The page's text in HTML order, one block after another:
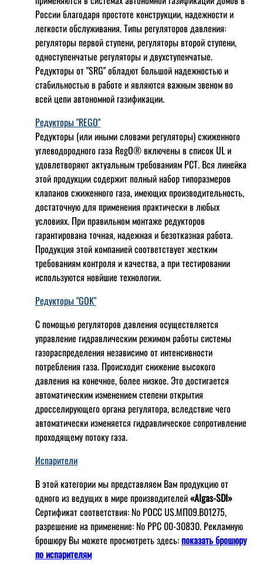
России благодаря простоте конструкции, надежности и
легкости обслуживания. Типы регуляторов давления:
регуляторы первой ступени, регуляторы второй ступени,
одноступенчатые регуляторы и двухступенчатые.
Редукторы от "SRG" обладют большой надежностью и
стабильностью в работе и являются важным звеном во
всей цепи автономной газификации.
Редукторы "REGO"
Редукторы (или иными словами регуляторы) сжиженного
углеводородного газа RegO® включены в список UL и
удовлетворяют актуальным требованиям РСТ. Вся линейка
этой продукции содержит полный набор типоразмеров
клапанов сжиженного газа, имеющих производительность,
достаточную для применения практически в любых
условиях. При правильном монтаже редукторов
гарантирована точная, надежная и безотказная работа.
Продукция этой компанией соответствует жестким
требованиям контроля и качества, а при тестировании
используются новйшие технологии.
Редукторы "GOK"
С помощью регуляторов давления осуществляется
управление гидравлическим режимом работы системы
газораспределения независимо от интенсивности
потребления газа. Происходит снижение высокого
давления на конечное, более низкое. Это достигается
автоматическим изменением степени открытия
дросселирующего органа регулятора, вследствие чего
автоматически изменяется гидравлическое сопротивление
проходящему потоку газа.
Испарители
В этой категории мы представляем Вам продукцию от
одного из ведущих в мире производителей«Algas-SDI»
Сертификат соответствия: № РОСС US.МП09.В01275,
разрешение на применение: № РРС 00-30830. Рекламную
брошюру Вы можете просмотреть здесь:показать брошюру
по испарителям